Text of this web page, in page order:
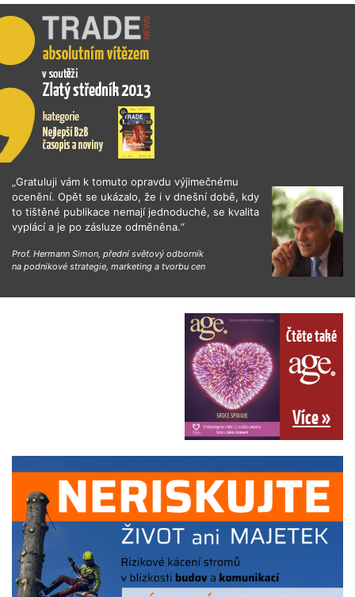
„Gratuluji vám k tomuto opravdu výjimečnému
ocenění. Opět se ukázalo, že i v dnešní době, kdy
to tištěné publikace nemají jednoduché, se kvalita
vyplácí a je po zásluze odměněna.“
Prof. Hermann Simon, přední světový odborník
na podnikové strategie, marketing a tvorbu cen
Čtěte také
Více »